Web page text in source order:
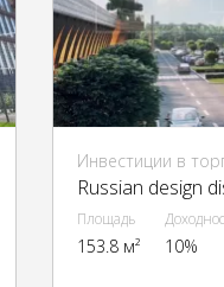
Инвестиции в
Площадь
153.8 м² 10%